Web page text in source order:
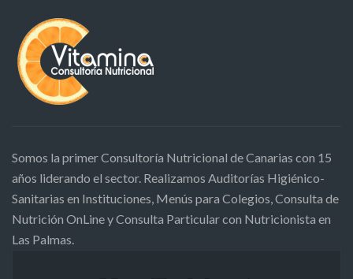
Somos la primer Consultoría Nutricional de Canarias con 15
años liderando el sector. Realizamos Auditorías Higiénico-
Sanitarias en Instituciones, Menús para Colegios, Consulta de
Nutrición OnLine y Consulta Particular con Nutricionista en
Las Palmas.